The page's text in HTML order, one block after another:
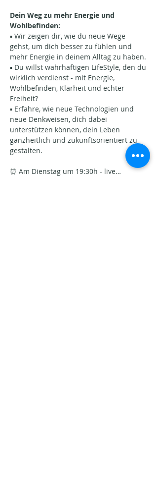
Dein Weg zu mehr Energie und
Wohlbefinden:
▪️ Wir zeigen dir, wie du neue Wege
gehst, um dich besser zu fühlen und
mehr Energie in deinem Alltag zu haben.
▪️ Du willst wahrhaftigen LifeStyle, den du
wirklich verdienst - mit Energie,
Wohlbefinden, Klarheit und echter
Freiheit?
▪️ Erfahre, wie neue Technologien und
neue Denkweisen, dich dabei
unterstützen können, dein Leben
ganzheitlich und zukunftsorientiert zu
gestalten.
⏰ Am Dienstag um 19:30h - live…